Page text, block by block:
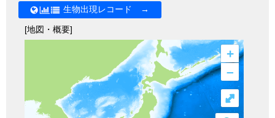
生物出現レコード →
[地図・概要]
+
–
⤢